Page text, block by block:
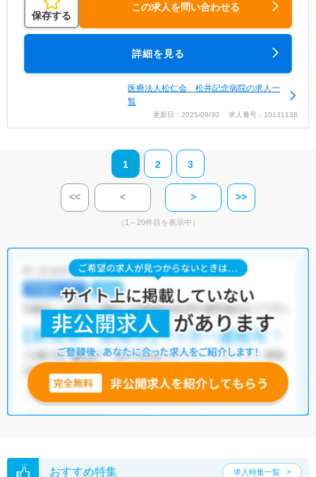
保存する
この求人を問い合わせる
詳細を見る
医療法人松仁会 松井記念病院の求人一
覧
更新日：2025/09/30 求人番号：10131138
1 2 3
<< < > >>
（1～20件目を表示中）
おすすめ特集 求人特集一覧